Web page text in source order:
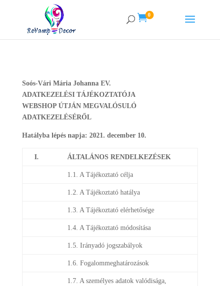
0
Soós-Vári Mária Johanna EV.
ADATKEZELÉSI TÁJÉKOZTATÓJA
WEBSHOP ÚTJÁN MEGVALÓSULÓ
ADATKEZELÉSÉRŐL
Hatályba lépés napja: 2021. december 10.
I. ÁLTALÁNOS RENDELKEZÉSEK
1.1. A Tájékoztató célja
1.2. A Tájékoztató hatálya
1.3. A Tájékoztató elérhetősége
1.4. A Tájékoztató módosítása
1.5. Irányadó jogszabályok
1.6. Fogalommeghatározások
1.7. A személyes adatok valódisága,